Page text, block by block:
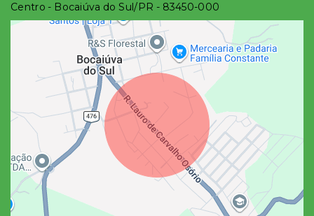
Centro - Bocaiúva do Sul/PR - 83450-000